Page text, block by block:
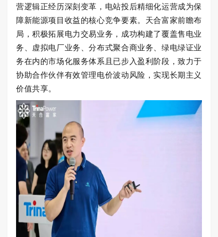
营逻辑正经历深刻变革，电站投后精细化运营成为保
障新能源项目收益的核心竞争要素。天合富家前瞻布
局，积极拓展电力交易业务，成功构建了覆盖售电业
务、虚拟电厂业务、分布式聚合商业务、绿电绿证业
务在内的市场化服务体系且已步入盈利阶段，致力于
协助合作伙伴有效管理电价波动风险，实现长期主义
价值共享。